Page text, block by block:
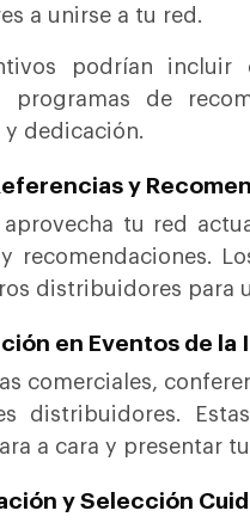
a unirse a tu red.
podrían incluir
programas de
y dedicación.
y
aprovecha tu red
y recomendaciones.
distribuidores para
en Eventos de la
comerciales,
distribuidores.
a cara y presentar
y Selección